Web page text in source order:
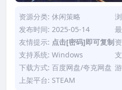
资源分类: 休闲策略
发布时间: 2025-05-14
友情提示: 点击[密码]即可复制
支持系统: Windows
下载方式: 百度网盘/夸克网盘
上架平台: STEAM